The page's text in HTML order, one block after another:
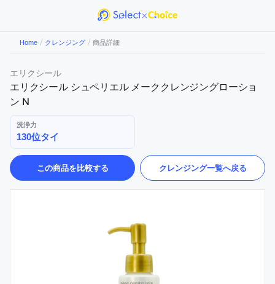
Home / クレンジング / 商品詳細
エリクシール
エリクシール シュペリエル メーククレンジングローショ
ン N
洗浄力
130位タイ
この商品を比較する クレンジング一覧へ戻る